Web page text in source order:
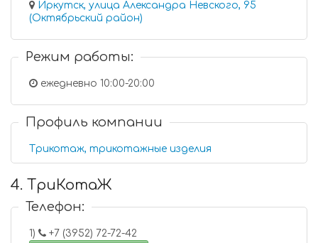
Иркутск, улица Александра Невского, 95
(Октябрьский район)
Режим работы:
ежедневно 10:00-20:00
Профиль компании
Трикотаж, трикотажные изделия
4. ТриКотаЖ
Телефон:
1)
+7 (3952) 72-72-42